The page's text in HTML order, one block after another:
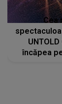
Cea
încăpea